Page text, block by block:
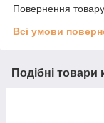
Повернення
Всі умови
Подібні товари